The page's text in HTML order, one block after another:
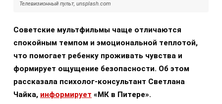
Телевизионный пульт, unsplash.com
Советские мультфильмы чаще отличаются
спокойным темпом и эмоциональной теплотой,
что помогает ребенку проживать чувства и
формирует ощущение безопасности. Об этом
рассказала психолог-консультант Светлана
Чайка, информирует «МК в Питере».